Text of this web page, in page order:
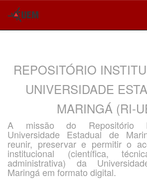
REPOSITÓRIO
UNIVERSIDADE
MARINGÁ (RI-
A missão do Repositório
Universidade Estadual de
reunir, preservar e permitir o
institucional (científica,
administrativa) da
Maringá em formato digital.